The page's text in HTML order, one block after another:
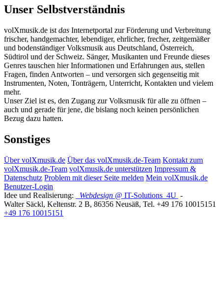
Unser Selbstverständnis
volXmusik.de ist das Internetportal zur Förderung und Verbreitung
frischer, handgemachter, lebendiger, ehrlicher, frecher, zeitgemäßer
und bodenständiger Volksmusik aus Deutschland, Österreich,
Südtirol und der Schweiz. Sänger, Musikanten und Freunde dieses
Genres tauschen hier Informationen und Erfahrungen aus, stellen
Fragen, finden Antworten – und versorgen sich gegenseitig mit
Instrumenten, Noten, Tonträgern, Unterricht, Kontakten und vielem
mehr.
Unser Ziel ist es, den Zugang zur Volksmusik für alle zu öffnen –
auch und gerade für jene, die bislang noch keinen persönlichen
Bezug dazu hatten.
Sonstiges
Über volXmusik.de Über das volXmusik.de-Team Kontakt zum
volXmusik.de-Team volXmusik.de unterstützen Impressum &
Datenschutz Problem mit dieser Seite melden Mein volXmusik.de
Benutzer-Login
Idee und Realisierung:
Webdesign @ IT-Solutions 4U -
Walter Säckl, Keltenstr. 2 B, 86356 Neusäß, Tel. +49 176 10015151
+49 176 10015151